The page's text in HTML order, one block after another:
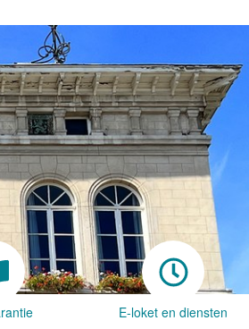
E-loket en diensten